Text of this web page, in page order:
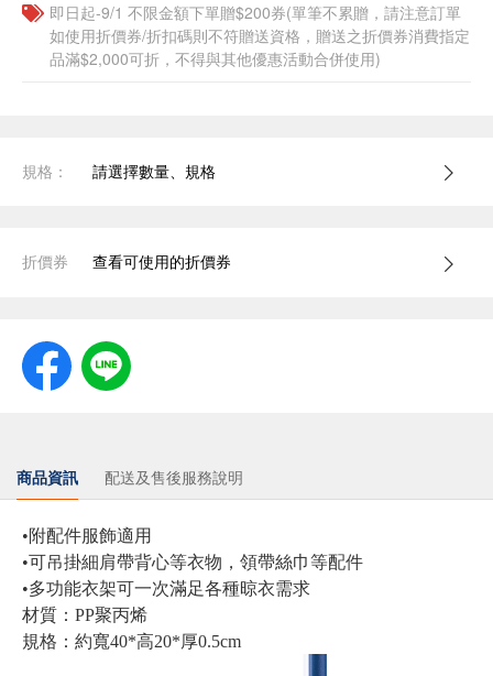
即日起-9/1 不限金額下單贈$200券(單筆不累贈，請注意訂單
如使用折價券/折扣碼則不符贈送資格，贈送之折價券消費指定
品滿$2,000可折，不得與其他優惠活動合併使用)
規格： 請選擇數量、規格
折價券 查看可使用的折價券
商品資訊 配送及售後服務說明
•附配件服飾適用
•可吊掛細肩帶背心等衣物，領帶絲巾等配件
•多功能衣架可一次滿足各種晾衣需求
材質：PP聚丙烯
規格：約寬40*高20*厚0.5cm